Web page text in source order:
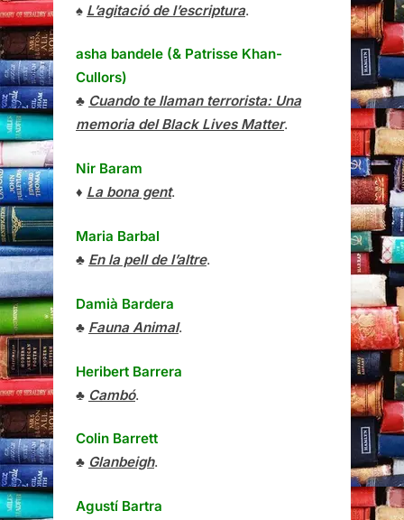
♠ L’agitació de l’escriptura.
asha bandele (& Patrisse Khan-
Cullors)
♣ Cuando te llaman terrorista: Una
memoria del Black Lives Matter.
Nir Baram
♦ La bona gent.
Maria Barbal
♣ En la pell de l’altre.
Damià Bardera
♣ Fauna Animal.
Heribert Barrera
♣ Cambó.
Colin Barrett
♣ Glanbeigh.
Agustí Bartra